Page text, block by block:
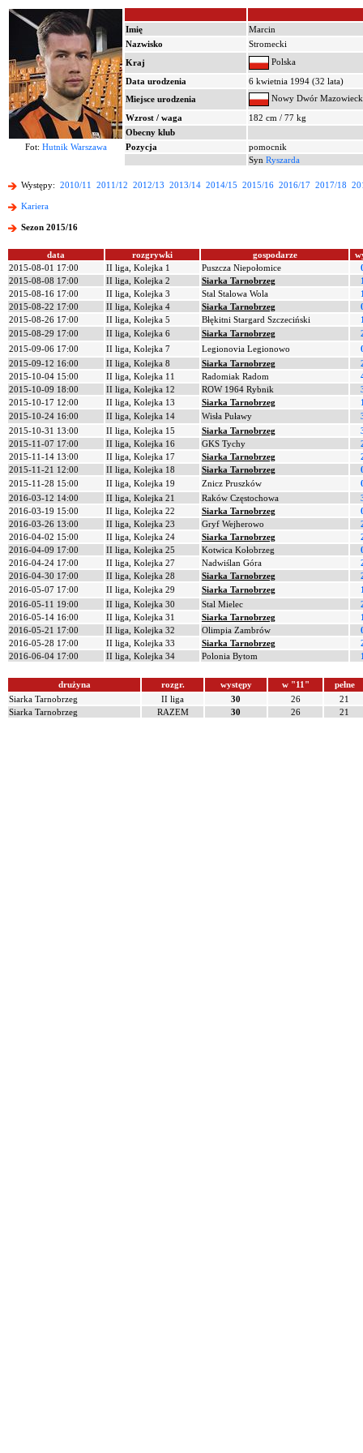
Imię
Marcin
Nazwisko
Stromecki
Kraj
Polska
Data urodzenia
6 kwietnia 1994 (32 lata)
Miejsce urodzenia
Nowy Dwór
Wzrost / waga
182 cm / 77 kg
Obecny klub
Fot: Hutnik Warszawa Pozycja
pomocnik
Syn Ryszarda
Występy: 2010/11 2011/12 2012/13 2013/14 2014/15 2015/16 2016/17 2017/18
Kariera
Sezon 2015/16
data rozgrywki gospodarze
2015-08-01 17:00
II liga, Kolejka 1 Puszcza Niepołomice
2015-08-08 17:00
II liga, Kolejka 2 Siarka Tarnobrzeg
2015-08-16 17:00
II liga, Kolejka 3 Stal Stalowa Wola
2015-08-22 17:00
II liga, Kolejka 4 Siarka Tarnobrzeg
2015-08-26 17:00
II liga, Kolejka 5 Błękitni Stargard Szczeciński
2015-08-29 17:00
II liga, Kolejka 6 Siarka Tarnobrzeg
2015-09-06 17:00
II liga, Kolejka 7 Legionovia Legionowo
2015-09-12 16:00
II liga, Kolejka 8 Siarka Tarnobrzeg
2015-10-04 15:00
II liga, Kolejka 11 Radomiak Radom
2015-10-09 18:00
II liga, Kolejka 12 ROW 1964 Rybnik
2015-10-17 12:00
II liga, Kolejka 13 Siarka Tarnobrzeg
2015-10-24 16:00
II liga, Kolejka 14 Wisła Puławy
2015-10-31 13:00
II liga, Kolejka 15 Siarka Tarnobrzeg
2015-11-07 17:00
II liga, Kolejka 16 GKS Tychy
2015-11-14 13:00
II liga, Kolejka 17 Siarka Tarnobrzeg
2015-11-21 12:00
II liga, Kolejka 18 Siarka Tarnobrzeg
2015-11-28 15:00
II liga, Kolejka 19 Znicz Pruszków
2016-03-12 14:00
II liga, Kolejka 21 Raków Częstochowa
2016-03-19 15:00
II liga, Kolejka 22 Siarka Tarnobrzeg
2016-03-26 13:00
II liga, Kolejka 23 Gryf Wejherowo
2016-04-02 15:00
II liga, Kolejka 24 Siarka Tarnobrzeg
2016-04-09 17:00
II liga, Kolejka 25 Kotwica Kołobrzeg
2016-04-24 17:00
II liga, Kolejka 27 Nadwiślan Góra
2016-04-30 17:00
II liga, Kolejka 28 Siarka Tarnobrzeg
2016-05-07 17:00
II liga, Kolejka 29 Siarka Tarnobrzeg
2016-05-11 19:00
II liga, Kolejka 30 Stal Mielec
2016-05-14 16:00
II liga, Kolejka 31 Siarka Tarnobrzeg
2016-05-21 17:00
II liga, Kolejka 32 Olimpia Zambrów
2016-05-28 17:00
II liga, Kolejka 33 Siarka Tarnobrzeg
2016-06-04 17:00
II liga, Kolejka 34 Polonia Bytom
drużyna rozgr. występy w "11"
pełne
Siarka Tarnobrzeg
II liga 30 26
21
Siarka Tarnobrzeg
RAZEM 30 26 21